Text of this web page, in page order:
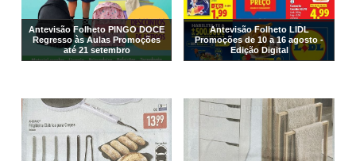
Antevisão Folheto PINGO DOCE
Regresso às Aulas Promoções
até 21 setembro
Antevisão Folheto LIDL
Promoções de 10 a 16 agosto -
Edição Digital